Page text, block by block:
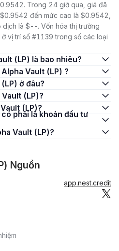
Trong 24 giờ qua, giá đã
đến mức cao là $0.9542,
dịch là $--. Vốn hóa thị trường
vị trí số #1139 trong số các loại
(LP) là bao nhiêu?
Alpha Vault (LP) ?
(LP) ở đâu?
Vault (LP)?
Vault (LP)?
Vault (LP)?
Nguồn
app.nest.credit